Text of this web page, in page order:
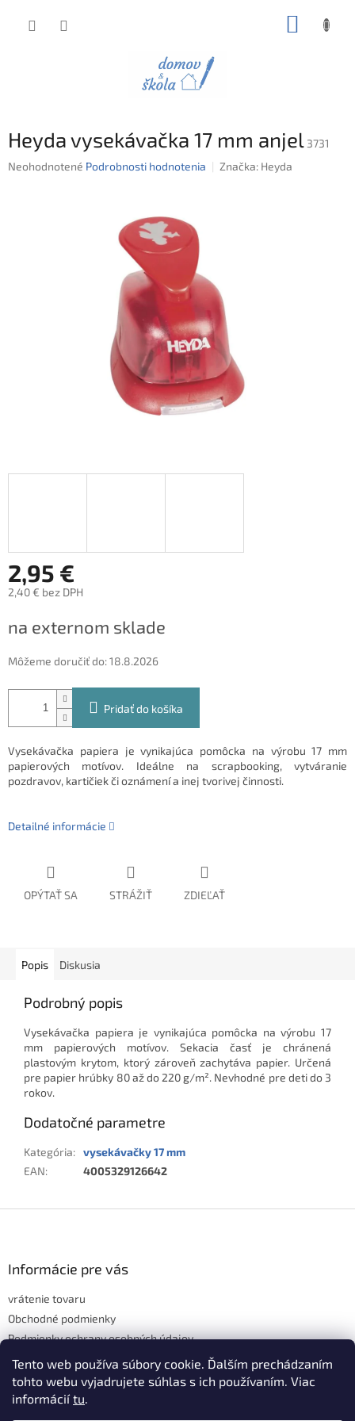
Tento web používa súbory cookie. Ďalším prechádzaním
tohto webu vyjadrujete súhlas s ich používaním. Viac
informáciítu.
Heyda vysekávačka 17 mm anjel 3731
Priemerné
Neohodnotené Podrobnosti hodnotenia Značka: Heyda
2,95 €
2,40 € bez DPH
cena:
na externom sklade
Môžeme doručiť do:18.8.2026
Pridať do košíka
Vysekávačka papiera je vynikajúca pomôcka na výrobu 17 mm
papierových motívov. Ideálne na scrapbooking, vytváranie
pozdravov, kartičiek či oznámení a inej tvorivej činnosti.
Detailné informácie
OPÝTAŤ SA STRÁŽIŤ ZDIEĽAŤ
Popis Diskusia
Podrobný popis
Vysekávačka papiera je vynikajúca pomôcka na výrobu 17
mm papierových motívov. Sekacia časť je chránená
plastovým krytom, ktorý zároveň zachytáva papier. Určená
pre papier hrúbky 80 až do 220 g/m². Nevhodné pre deti do 3
rokov.
Dodatočné parametre
Kategória: vysekávačky 17 mm
EAN: 4005329126642
Informácie pre vás
vrátenie tovaru
Obchodné podmienky
Podmienky ochrany osobných údajov
Hodnotenie obchodu